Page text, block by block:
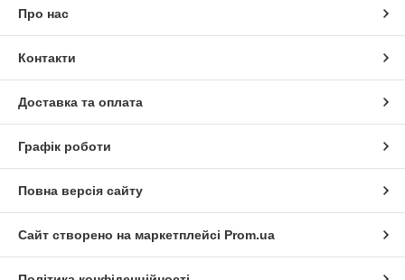
Про нас
Контакти
Доставка та оплата
Графік роботи
Повна версія сайту
Сайт створено на маркетплейсі Prom.ua